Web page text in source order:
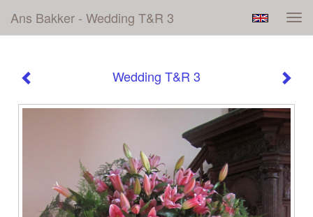
Ans Bakker - Wedding T&R 3
Wedding T&R 3